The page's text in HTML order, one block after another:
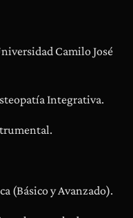
Camilo José
Integrativa.
(Básico y Avanzado).